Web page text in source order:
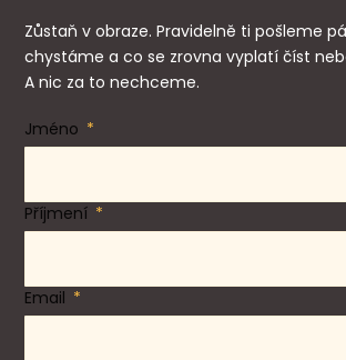
Zůstaň v obraze. Pravidelně ti pošleme
chystáme a co se zrovna vyplatí číst
A nic za to nechceme.
Jméno
Příjmení
Email